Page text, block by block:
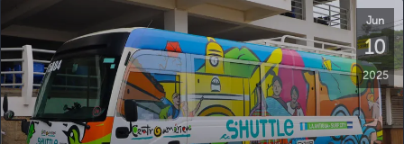
Jun
10
2025